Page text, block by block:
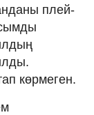
плей-
көрмеген.